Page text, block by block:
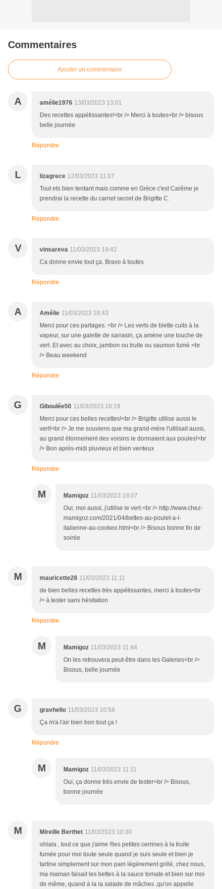
Commentaires
Ajouter un commentaire
A amélie1976 13/03/2023 13:01
Des recettes appétissantes!<br /> Merci à toutes<br /> bisous
belle journée
Répondre
L lizagrece 12/03/2023 11:07
Tout ets bien tentant mais comme en Grèce c'est Carême je
prendrai la recette du carnet secret de Brigitte C.
Répondre
V vinsareva 11/03/2023 19:42
Ca donne envie tout ça. Bravo à toutes
Répondre
A Amélie 11/03/2023 18:43
Merci pour ces partages. <br /> Les verts de blette cuits à la
vapeur, sur une galette de sarrasin, ça amène une touche de
vert. Et avec au choix, jambon ou truite ou saumon fumé.<br
/> Beau weekend
Répondre
G Giboulée50 11/03/2023 16:19
Merci pour ces belles recettes!<br /> Brigitte utilise aussi le
vert!<br /> Je me souviens que ma grand-mère l'utilisait aussi,
au grand étonnement des voisins le donnaient aux poules!<br
/> Bon après-midi pluvieux et bien venteux
Répondre
M Mamigoz 11/03/2023 18:07
Oui, moi aussi, j'utilise le vert.<br /> http://www.chez-
mamigoz.com/2021/04/bettes-au-poulet-a-l-
italienne-au-cookeo.html<br /> Bisous bonne fin de
soirée
M mauricette28 11/03/2023 11:11
de bien belles recettes très appétissantes, merci à toutes<br
/> à tester sans hésitation
Répondre
M Mamigoz 11/03/2023 11:44
On les retrouvera peut-être dans les Galeries<br />
Bisous, belle journée
G gravhelio 11/03/2023 10:58
Ça m'a l'air bien bon tout ça !
Répondre
M Mamigoz 11/03/2023 11:11
Oui, ça donne très envie de tester<br /> Bisous,
bonne journée
M Mireille Berthet 11/03/2023 10:30
ohlala , tout ce que j'aime !!les petites cerrines à la truite
fumée pour moi toute seule quand je suis seule et bien je
tartine simplement sur mon pain légèrement grillé, chez nous,
ma maman faisait les bettes à la sauce tomate et bien sur moi
de même, quand à la la salade de mâches ,qu'on appelle